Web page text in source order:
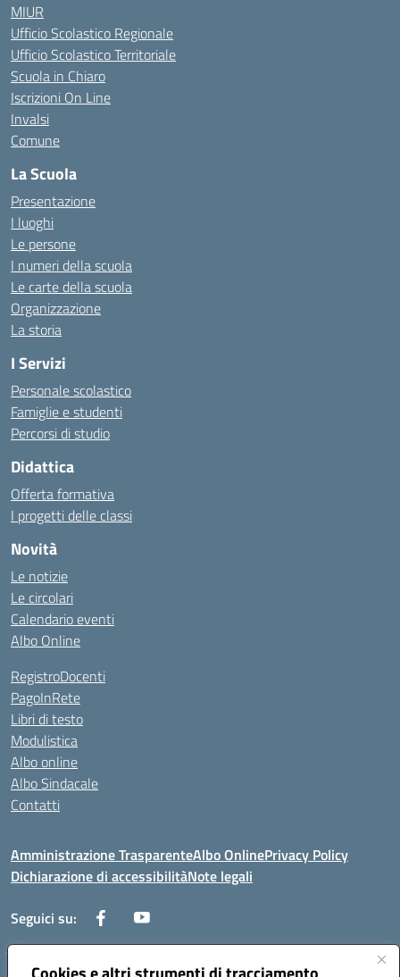
MIUR
Ufficio Scolastico Regionale
Ufficio Scolastico Territoriale
Scuola in Chiaro
Iscrizioni On Line
Invalsi
Comune
La Scuola
Presentazione
I luoghi
Le persone
I numeri della scuola
Le carte della scuola
Organizzazione
La storia
I Servizi
Personale scolastico
Famiglie e studenti
Percorsi di studio
Didattica
Offerta formativa
I progetti delle classi
Novità
Le notizie
Le circolari
Calendario eventi
Albo Online
RegistroDocenti
PagoInRete
Libri di testo
Modulistica
Albo online
Albo Sindacale
Contatti
Amministrazione TrasparenteAlbo OnlinePrivacy Policy
Dichiarazione di accessibilitàNote legali
Seguici su: